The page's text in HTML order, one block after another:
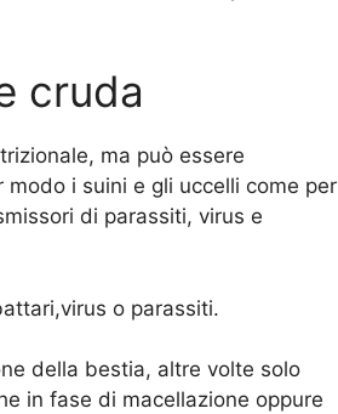
cruda
ma può essere
i suini e gli uccelli come per
di parassiti, virus e
o parassiti.
della bestia, altre volte solo
in fase di macellazione oppure